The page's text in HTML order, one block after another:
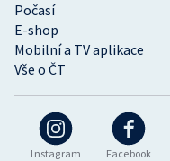
Instagram Facebook
Počasí
E-shop
Mobilní a TV aplikace
Vše o ČT